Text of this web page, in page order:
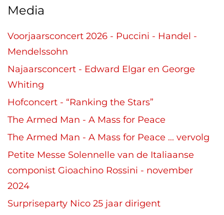
Media
Voorjaarsconcert 2026 - Puccini - Handel -
Mendelssohn
Najaarsconcert - Edward Elgar en George
Whiting
Hofconcert - “Ranking the Stars”
The Armed Man - A Mass for Peace
The Armed Man - A Mass for Peace ... vervolg
Petite Messe Solennelle van de Italiaanse
componist Gioachino Rossini - november
2024
Surpriseparty Nico 25 jaar dirigent